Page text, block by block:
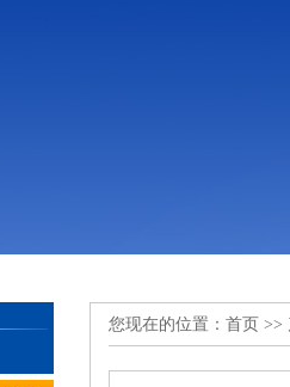
您现在的位置： 首页 >>